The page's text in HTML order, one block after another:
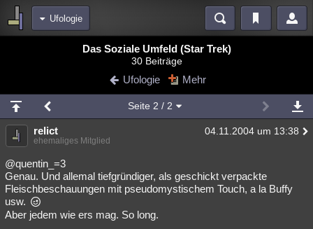
Ufologie
Blogs
Chat Wiki Neuigkeiten
meine Rubriken
Menschen Mystery Kriminalfälle
Spiritualität
Natur Umfragen Unterhaltung
weitere Rubriken
Das Soziale Umfeld (Star Trek)
30 Beiträge
Ufologie Mehr
Seite 2 / 2
relict 04.11.2004 um 13:38
ehemaliges Mitglied
@quentin_=3
Genau. Und allemal tiefgründiger, als geschickt verpackte
Fleischbeschauungen mit pseudomystischem Touch, a la Buffy
usw.
Aber jedem wie ers mag. So long.